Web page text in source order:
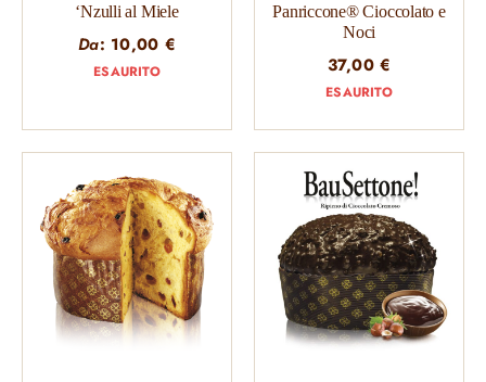
‘Nzulli al Miele
Da: 10,00 €
ESAURITO
Panriccone® Cioccolato e
Noci
37,00€
ESAURITO